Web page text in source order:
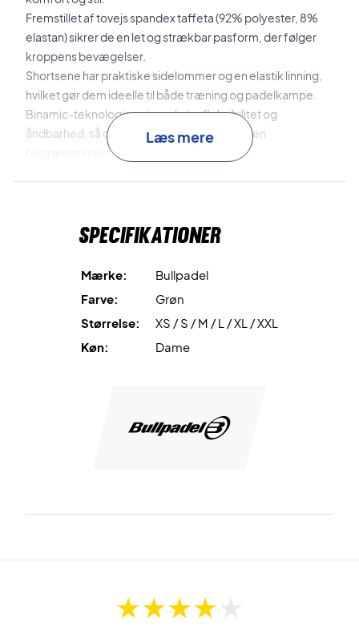
Fremstillet af tovejs spandex taffeta (92% polyester, 8%
elastan) sikrer de en let og strækbar pasform, der følger
kroppens bevægelser.
Shortsene har praktiske sidelommer og en elastik linning,
hvilket gør dem ideelle til både træning og padelkampe.
Binamic-teknologien giver ekstra fleksibilitet og
åndbarhed, så du kan fokusere på dit spil uden
begrænsninger.
Materiale: 92% polyester, 8% elastan
Læs mere
Specifikationer
Mærke:
Bullpadel
Farve:
Grøn
Størrelse:
XS / S / M / L / XL / XXL
Køn:
Dame